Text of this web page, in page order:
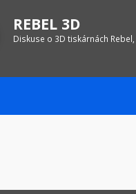
REBEL 3D
Diskuse o 3D tiskárnách